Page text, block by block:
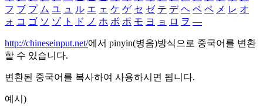
フ ブ プ ム ユ ュ ル エ ェ ケ ゲ セ ゼ テ デ ヘ ベ ペ メ レ オ
ォ コ ゴ ソ ゾ ト ド ノ ホ ボ ポ モ ヨ ョ ロ ヲ ―
http://chineseinput.net/에서 pinyin(병음)방식으로 중국어를 변환
할 수 있습니다.
변환된 중국어를 복사하여 사용하시면 됩니다.
예시)